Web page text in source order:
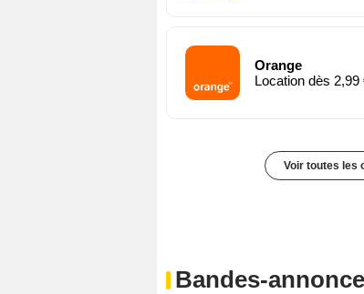
Orange
Location dès 2,99
Voir toutes les
Bandes-